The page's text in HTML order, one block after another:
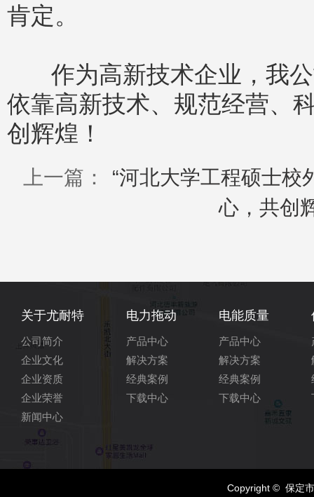
肯定。
作为高新技术企业，我公
依靠高新技术、规范经营、
创辉煌！
上一篇：
“河北大学工程硕士校
心，共创
关于尤耐特
公司简介
企业文化
企业资质
企业荣誉
新闻中心
电力拖动
产品中心
解决方案
经典案例
下载中心
电能质量
产品中心
解决方案
经典案例
下载中心
Copyright © 保定